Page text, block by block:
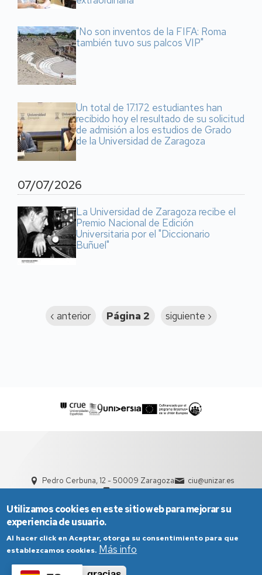
"No son inventos de la FIFA: Roma
también tuvo sus palcos VIP"
Un total de 17.172 estudiantes han
recibido hoy el resultado de su solicitud
de admisión a los estudios de Grado
de la Universidad de Zaragoza
07/07/2026
La Universidad de Zaragoza recibe el
Premio Nacional de Edición
Universitaria por el "Diccionario
Buñuel"
Página
‹ anterior Página 2
Siguiente
siguiente ›
Pedro Cerbuna, 12 - 50009 Zaragoza
ciu@unizar.es
Utilizamos cookies en este sitio web para mejorar su
experiencia de usuario.
Al hacer click en Aceptar, otorga su consentimiento para que
establezcamos cookies. Más info